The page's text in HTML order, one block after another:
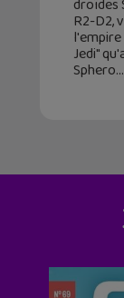
droïdes
R2-D2,
Jedi"
Sphero